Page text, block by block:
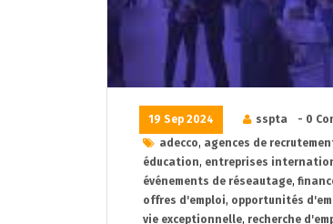
19 Sep 2024 sspta - 0
adecco, agences de
éducation, entreprises
événements de réseautage,
offres d'emploi, opportunités
vie exceptionnelle, recherche